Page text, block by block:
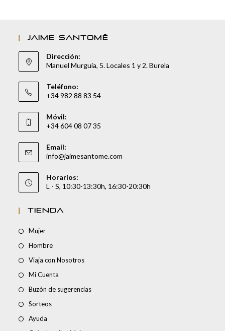
JAIME SANTOMÉ
Dirección:
Manuel Murguía, 5. Locales 1 y 2. Burela
Teléfono:
+34 982 88 83 54
Móvil:
+34 604 08 07 35
Email:
info@jaimesantome.com
Horarios:
L - S, 10:30-13:30h, 16:30-20:30h
TIENDA
Mujer
Hombre
Viaja con Nosotros
Mi Cuenta
Buzón de sugerencias
Sorteos
Ayuda